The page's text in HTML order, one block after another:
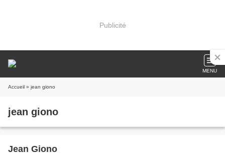
Publicité
MENU
Accueil » jean giono
jean giono
Jean Giono